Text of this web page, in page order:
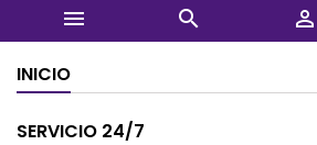
  
INICIO
SERVICIO 24/7